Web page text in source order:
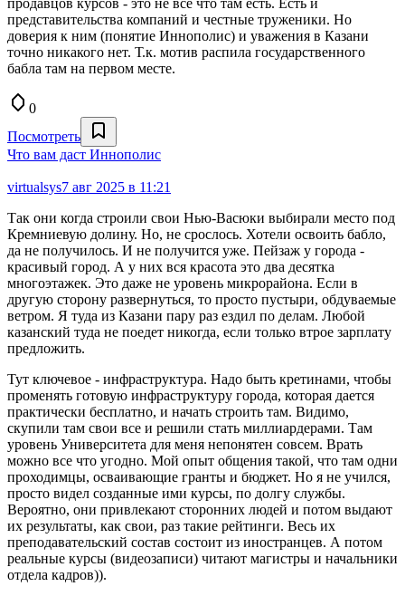
продавцов курсов - это не все что там есть. Есть и
представительства компаний и честные труженики. Но
доверия к ним (понятие Иннополис) и уважения в Казани
точно никакого нет. Т.к. мотив распила государственного
бабла там на первом месте.
0
Посмотреть
Что вам даст Иннополис
virtualsys7 авг 2025 в 11:21
Так они когда строили свои Нью-Васюки выбирали место под
Кремниевую долину. Но, не срослось. Хотели освоить бабло,
да не получилось. И не получится уже. Пейзаж у города -
красивый город. А у них вся красота это два десятка
многоэтажек. Это даже не уровень микрорайона. Если в
другую сторону развернуться, то просто пустыри, обдуваемые
ветром. Я туда из Казани пару раз ездил по делам. Любой
казанский туда не поедет никогда, если только втрое зарплату
предложить.
Тут ключевое - инфраструктура. Надо быть кретинами, чтобы
променять готовую инфраструктуру города, которая дается
практически бесплатно, и начать строить там. Видимо,
скупили там свои все и решили стать миллиардерами. Там
уровень Университета для меня непонятен совсем. Врать
можно все что угодно. Мой опыт общения такой, что там одни
проходимцы, осваивающие гранты и бюджет. Но я не учился,
просто видел созданные ими курсы, по долгу службы.
Вероятно, они привлекают сторонних людей и потом выдают
их результаты, как свои, раз такие рейтинги. Весь их
преподавательский состав состоит из иностранцев. А потом
реальные курсы (видеозаписи) читают магистры и начальники
отдела кадров)).